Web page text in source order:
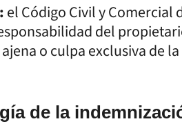
el Código Civil y Comercial
del
o culpa exclusiva de
de la